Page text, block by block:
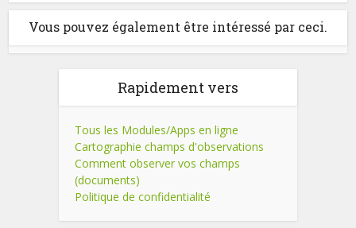
Vous pouvez également être intéressé par ceci.
Rapidement vers
Tous les Modules/Apps en ligne
Cartographie champs d'observations
Comment observer vos champs
(documents)
Politique de confidentialité